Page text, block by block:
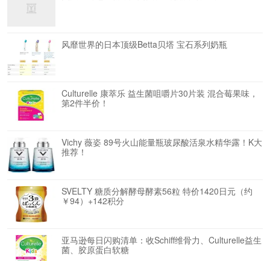
风靡世界的日本顶级Betta贝塔 宝石系列奶瓶
Culturelle 康萃乐 益生菌咀嚼片30片装 混合莓果味，
第2件半价！
Vichy 薇姿 89号火山能量瓶玻尿酸活泉水精华露！K大
推荐！
SVELTY 糖质分解酵母酵素56粒 特价1420日元（约
￥94）+142积分
亚马逊每日闪购清单：收Schiff维骨力、Culturelle益生
菌、胶原蛋白软糖